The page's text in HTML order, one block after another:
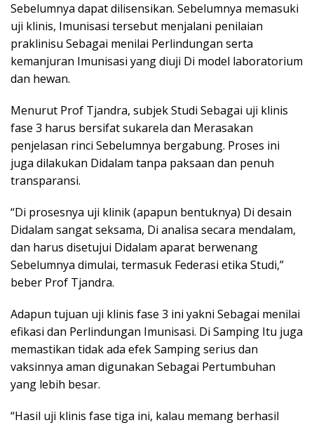
Sebelumnya dapat dilisensikan. Sebelumnya memasuki
uji klinis, Imunisasi tersebut menjalani penilaian
praklinisu Sebagai menilai Perlindungan serta
kemanjuran Imunisasi yang diuji Di model laboratorium
dan hewan.
Menurut Prof Tjandra, subjek Studi Sebagai uji klinis
fase 3 harus bersifat sukarela dan Merasakan
penjelasan rinci Sebelumnya bergabung. Proses ini
juga dilakukan Didalam tanpa paksaan dan penuh
transparansi.
“Di prosesnya uji klinik (apapun bentuknya) Di desain
Didalam sangat seksama, Di analisa secara mendalam,
dan harus disetujui Didalam aparat berwenang
Sebelumnya dimulai, termasuk Federasi etika Studi,”
beber Prof Tjandra.
Adapun tujuan uji klinis fase 3 ini yakni Sebagai menilai
efikasi dan Perlindungan Imunisasi. Di Samping Itu juga
memastikan tidak ada efek Samping serius dan
vaksinnya aman digunakan Sebagai Pertumbuhan
yang lebih besar.
“Hasil uji klinis fase tiga ini, kalau memang berhasil